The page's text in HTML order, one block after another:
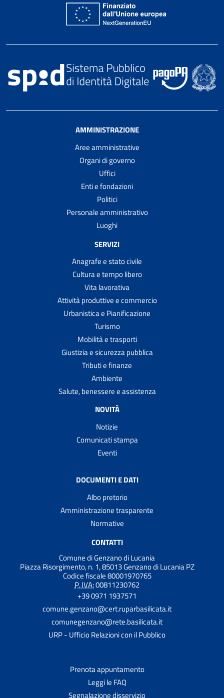
AMMINISTRAZIONE
Aree amministrative
Organi di governo
Uffici
Enti e fondazioni
Politici
Personale amministrativo
Luoghi
SERVIZI
Anagrafe e stato civile
Cultura e tempo libero
Vita lavorativa
Attività produttive e commercio
Urbanistica e Pianificazione
Turismo
Mobilità e trasporti
Giustizia e sicurezza pubblica
Tributi e finanze
Ambiente
Salute, benessere e assistenza
NOVITÀ
Notizie
Comunicati stampa
Eventi
DOCUMENTI E DATI
Albo pretorio
Amministrazione trasparente
Normative
CONTATTI
Comune di Genzano di Lucania
Piazza Risorgimento, n. 1, 85013 Genzano di Lucania PZ
Codice fiscale 80001970765
P. IVA:00811230762
+39 0971 1937571
comune.genzano@cert.ruparbasilicata.it
comunegenzano@rete.basilicata.it
URP - Ufficio Relazioni con il Pubblico
Prenota appuntamento
Leggi le FAQ
Segnalazione disservizio